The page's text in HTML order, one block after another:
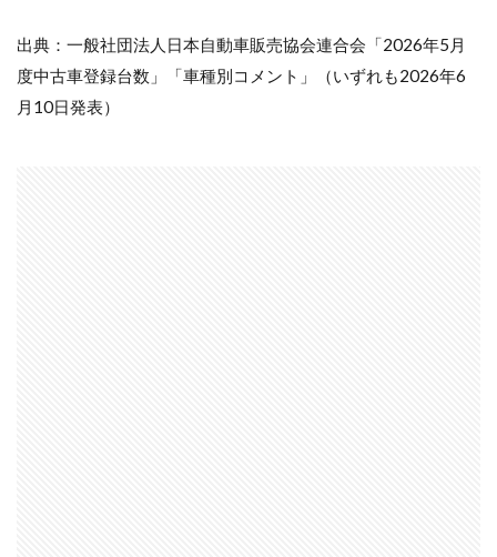
出典：一般社団法人日本自動車販売協会連合会「2026年5月
度中古車登録台数」「車種別コメント」（いずれも2026年6
月10日発表）